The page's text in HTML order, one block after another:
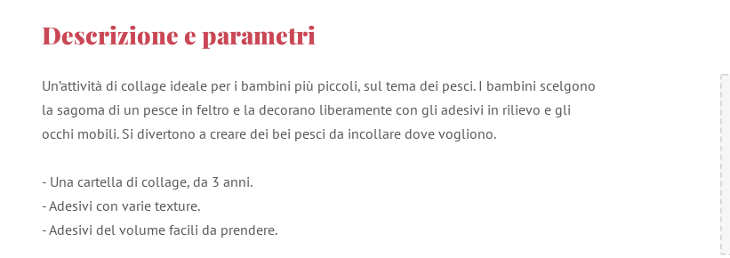
Descrizione e parametri
Un’attività di collage ideale per i bambini più piccoli, sul tema dei pesci. I bambini scelgono
la sagoma di un pesce in feltro e la decorano liberamente con gli adesivi in rilievo e gli
occhi mobili. Si divertono a creare dei bei pesci da incollare dove vogliono.
- Una cartella di collage, da 3 anni.
- Adesivi con varie texture.
- Adesivi del volume facili da prendere.